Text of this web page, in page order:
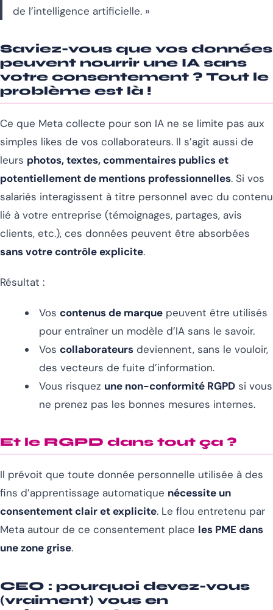
de l’intelligence artificielle. »
Saviez-vous que vos données
peuvent nourrir une IA sans
votre consentement ? Tout le
problème est là !
Ce que Meta collecte pour son IA ne se limite pas aux
simples likes de vos collaborateurs. Il s’agit aussi de
leurs photos, textes, commentaires publics et
potentiellement de mentions professionnelles. Si vos
salariés interagissent à titre personnel avec du contenu
lié à votre entreprise (témoignages, partages, avis
clients, etc.), ces données peuvent être absorbées
sans votre contrôle explicite.
Résultat :
Vos contenus de marquepeuvent être utilisés
pour entraîner un modèle d’IA sans le savoir.
Vos collaborateursdeviennent, sans le vouloir,
des vecteurs de fuite d’information.
Vous risquez une non-conformité RGPDsi vous
ne prenez pas les bonnes mesures internes.
Et le RGPD dans tout ça ?
Il prévoit que toute donnée personnelle utilisée à des
fins d’apprentissage automatique nécessite un
consentement clair et explicite. Le flou entretenu par
Meta autour de ce consentement place les PME dans
une zone grise.
CEO : pourquoi devez-vous
(vraiment) vous en